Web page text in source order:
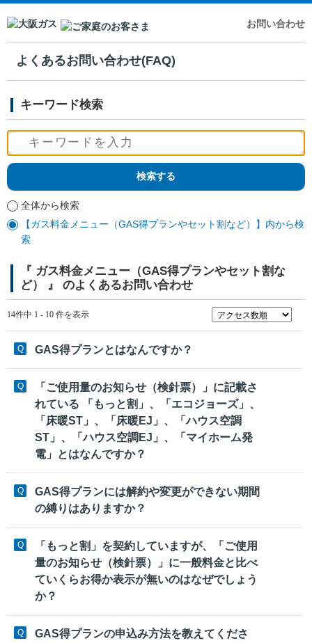
お問い合わせ
よくあるお問い合わせ(FAQ)
キーワード検索
全体から検索
【ガス料金メニュー（GAS得プランやセット割など）】内から検
索
『 ガス料金メニュー（GAS得プランやセット割な
ど） 』 のよくあるお問い合わせ
14件中 1 - 10 件を表示
GAS得プランとはなんですか？
「ご使用量のお知らせ（検針票）」に記載さ
れている 「もっと割」、「エコジョーズ」、
「床暖ST」、「床暖EJ」、「ハウス空調
ST」、「ハウス空調EJ」、「マイホーム発
電」とはなんですか？
GAS得プランには解約や変更ができない期間
の縛りはありますか？
「もっと割」を契約していますが、「ご使用
量のお知らせ（検針票）」に一般料金と比べ
ていくらお得か表示が無いのはなぜでしょう
か？
GAS得プランの申込み方法を教えてくださ